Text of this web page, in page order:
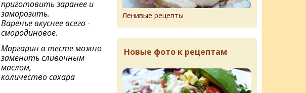
приготовить заранее и
заморозить.
Варенье вкуснее всего -
смородиновое.
Маргарин в тесте можно
заменить сливочным
маслом,
количество сахара
Ленивые рецепты
Новые фото к рецептам